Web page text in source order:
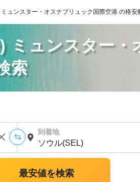
ュンスター・オスナブリュック国際空港 の格安
ミュンスター
索
到着地
最安値を検索